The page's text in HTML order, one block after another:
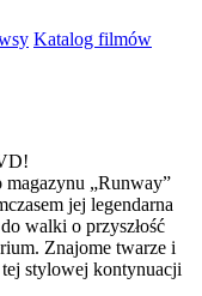
Katalog filmów
„Runway”
jej legendarna
walki o przyszłość
Znajome twarze i
stylowej kontynuacji